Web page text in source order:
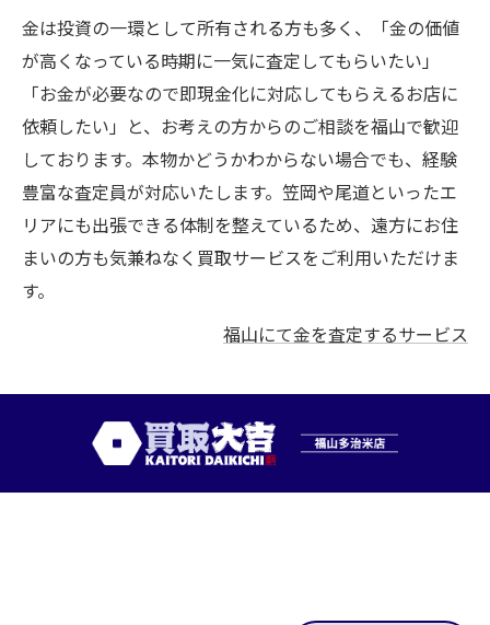
金は投資の一環として所有される方も多く、「金の価値
が高くなっている時期に一気に査定してもらいたい」
「お金が必要なので即現金化に対応してもらえるお店に
依頼したい」と、お考えの方からのご相談を福山で歓迎
しております。本物かどうかわからない場合でも、経験
豊富な査定員が対応いたします。笠岡や尾道といったエ
リアにも出張できる体制を整えているため、遠方にお住
まいの方も気兼ねなく買取サービスをご利用いただけま
す。
福山にて金を査定するサービス